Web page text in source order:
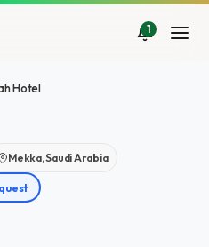
1
Hotel
Mekka, Saudi Arabia